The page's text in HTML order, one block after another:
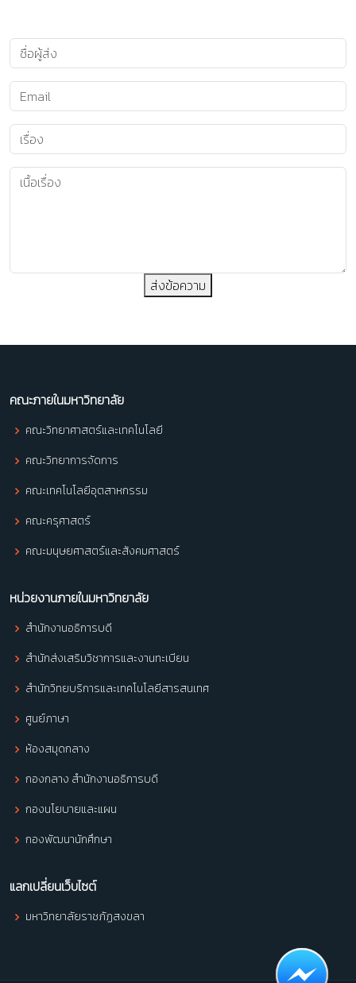
ส่งข้อความ
คณะภายในมหาวิทยาลัย
คณะวิทยาศาสตร์และเทคโนโลยี
คณะวิทยาการจัดการ
คณะเทคโนโลยีอุตสาหกรรม
คณะครุศาสตร์
คณะมนุษยศาสตร์และสังคมศาสตร์
หน่วยงานภายในมหาวิทยาลัย
สำนักงานอธิการบดี
สำนักส่งเสริมวิชาการและงานทะเบียน
สำนักวิทยบริการและเทคโนโลยีสารสนเทศ
ศูนย์ภาษา
ห้องสมุดกลาง
กองกลาง สำนักงานอธิการบดี
กองนโยบายและแผน
กองพัฒนานักศึกษา
แลกเปลี่ยนเว็บไซต์
มหาวิทยาลัยราชภัฏสงขลา